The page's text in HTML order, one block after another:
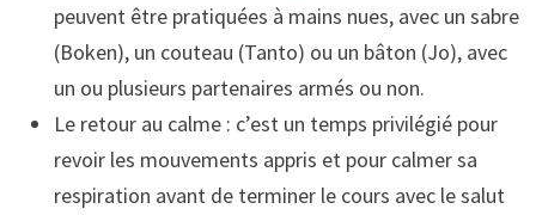
peuvent être pratiquées à mains nues, avec un sabre
(Boken), un couteau (Tanto) ou un bâton (Jo), avec
un ou plusieurs partenaires armés ou non.
Le retour au calme : c’est un temps privilégié pour
revoir les mouvements appris et pour calmer sa
respiration avant de terminer le cours avec le salut